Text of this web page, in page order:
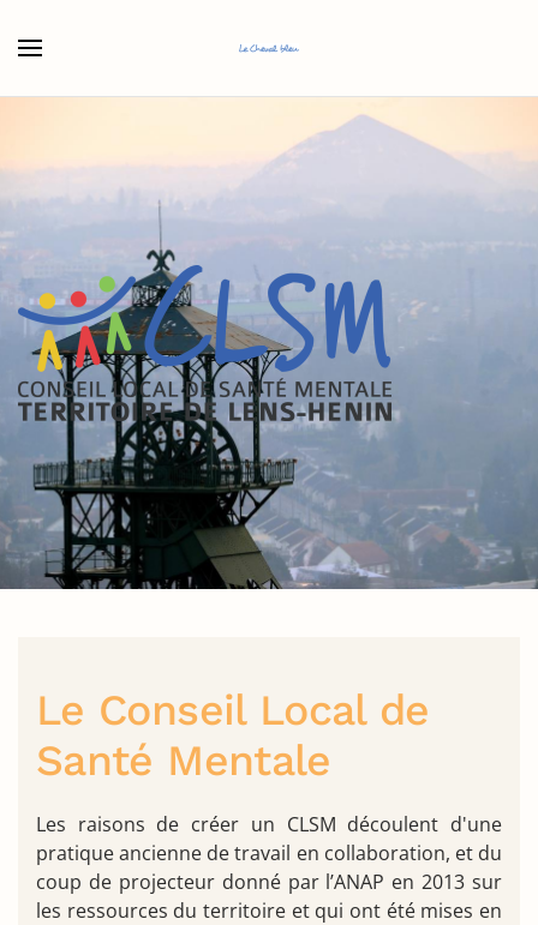
Le Conseil Local de
Santé Mentale
Les raisons de créer un CLSM découlent d'une
pratique ancienne de travail en collaboration, et du
coup de projecteur donné par l’ANAP en 2013 sur
les ressources du territoire et qui ont été mises en